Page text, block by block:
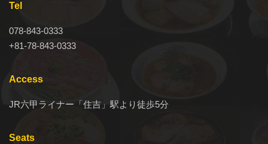
Tel
078-843-0333
+81-78-843-0333
Access
JR六甲ライナー「住吉」駅より徒歩5分
Seats